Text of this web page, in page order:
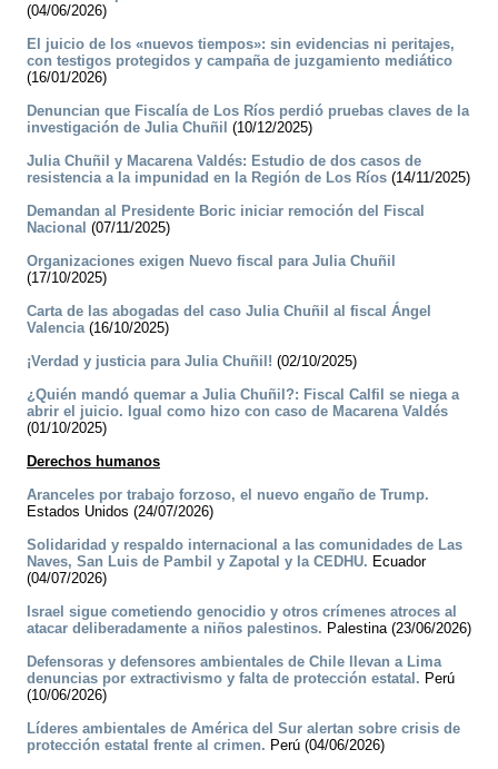
(04/06/2026)
El juicio de los «nuevos tiempos»: sin evidencias ni peritajes,
con testigos protegidos y campaña de juzgamiento mediático
(16/01/2026)
Denuncian que Fiscalía de Los Ríos perdió pruebas claves de la
investigación de Julia Chuñil (10/12/2025)
Julia Chuñil y Macarena Valdés: Estudio de dos casos de
resistencia a la impunidad en la Región de Los Ríos (14/11/2025)
Demandan al Presidente Boric iniciar remoción del Fiscal
Nacional (07/11/2025)
Organizaciones exigen Nuevo fiscal para Julia Chuñil
(17/10/2025)
Carta de las abogadas del caso Julia Chuñil al fiscal Ángel
Valencia(16/10/2025)
¡Verdad y justicia para Julia Chuñil! (02/10/2025)
¿Quién mandó quemar a Julia Chuñil?: Fiscal Calfil se niega a
abrir el juicio. Igual como hizo con caso de Macarena Valdés
(01/10/2025)
Derechos humanos
Aranceles por trabajo forzoso, el nuevo engaño de Trump.
Estados Unidos (24/07/2026)
Solidaridad y respaldo internacional a las comunidades de Las
Naves, San Luis de Pambil y Zapotal y la CEDHU. Ecuador
(04/07/2026)
Israel sigue cometiendo genocidio y otros crímenes atroces al
atacar deliberadamente a niños palestinos. Palestina (23/06/2026)
Defensoras y defensores ambientales de Chile llevan a Lima
denuncias por extractivismo y falta de protección estatal. Perú
(10/06/2026)
Líderes ambientales de América del Sur alertan sobre crisis de
protección estatal frente al crimen. Perú (04/06/2026)